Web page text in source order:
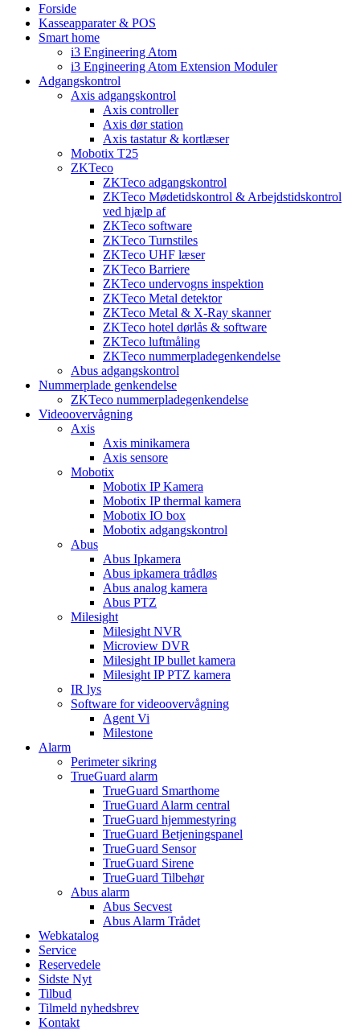
Forside
Kasseapparater & POS
Smart home
i3 Engineering Atom
i3 Engineering Atom Extension Moduler
Adgangskontrol
Axis adgangskontrol
Axis controller
Axis dør station
Axis tastatur & kortlæser
Mobotix T25
ZKTeco
ZKTeco adgangskontrol
ZKTeco Mødetidskontrol & Arbejdstidskontrol
ved hjælp af
ZKTeco software
ZKTeco Turnstiles
ZKTeco UHF læser
ZKTeco Barriere
ZKTeco undervogns inspektion
ZKTeco Metal detektor
ZKTeco Metal & X-Ray skanner
ZKTeco hotel dørlås & software
ZKTeco luftmåling
ZKTeco nummerpladegenkendelse
Abus adgangskontrol
Nummerplade genkendelse
ZKTeco nummerpladegenkendelse
Videoovervågning
Axis
Axis minikamera
Axis sensore
Mobotix
Mobotix IP Kamera
Mobotix IP thermal kamera
Mobotix IO box
Mobotix adgangskontrol
Abus
Abus Ipkamera
Abus ipkamera trådløs
Abus analog kamera
Abus PTZ
Milesight
Milesight NVR
Microview DVR
Milesight IP bullet kamera
Milesight IP PTZ kamera
IR lys
Software for videoovervågning
Agent Vi
Milestone
Alarm
Perimeter sikring
TrueGuard alarm
TrueGuard Smarthome
TrueGuard Alarm central
TrueGuard hjemmestyring
TrueGuard Betjeningspanel
TrueGuard Sensor
TrueGuard Sirene
TrueGuard Tilbehør
Abus alarm
Abus Secvest
Abus Alarm Trådet
Webkatalog
Service
Reservedele
Sidste Nyt
Tilbud
Tilmeld nyhedsbrev
Kontakt